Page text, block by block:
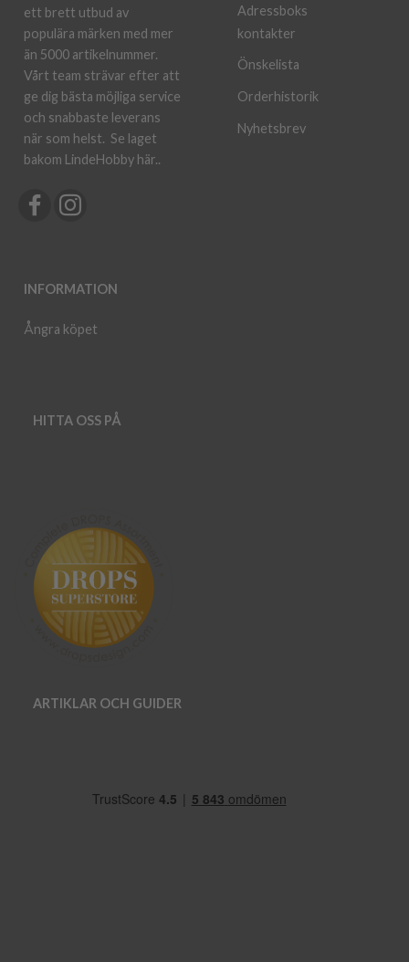
ett brett utbud av
populära märken med mer
än 5000 artikelnummer.
Vårt team strävar efter att
ge dig bästa möjliga service
och snabbaste leverans
när som helst. Se laget
bakom LindeHobby här..
INFORMATION
Ångra köpet
Adressboks
kontakter
Önskelista
Orderhistorik
Nyhetsbrev
HITTA OSS PÅ
ARTIKLAR OCH GUIDER